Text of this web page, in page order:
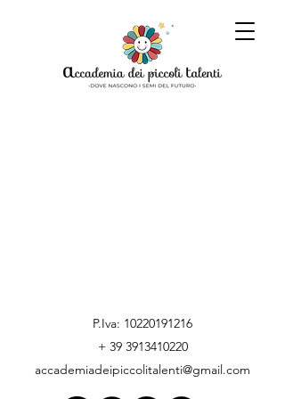
P.Iva: 10220191216
+ 39 3913410220
accademiadeipiccolitalenti@gmail.com